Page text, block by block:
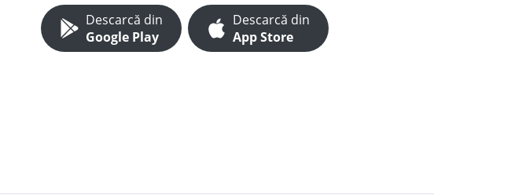
Descarcă din
Google Play
Descarcă din
App Store